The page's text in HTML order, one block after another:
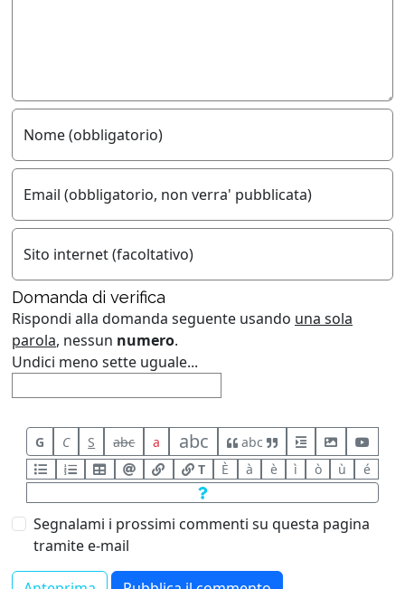
Nome (obbligatorio)
Email (obbligatorio, non verra' pubblicata)
Sito internet (facoltativo)
Domanda di verifica
Rispondi alla domanda seguente usando una sola
parola, nessun numero.
Undici meno sette uguale...
G C S abc a abc
abc
T
È à è ì ò ù é
Segnalami i prossimi commenti su questa pagina
tramite e-mail